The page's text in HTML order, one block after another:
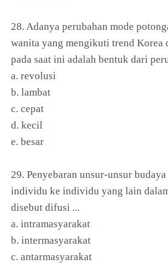
28. Adanya perubahan mode
wanita yang mengikuti trend Korea
pada saat ini adalah bentuk dari
a. revolusi
b. lambat
c. cepat
d. kecil
e. besar
29. Penyebaran unsur-unsur
individu ke individu yang lain
disebut difusi ...
a. intramasyarakat
b. intermasyarakat
c. antarmasyarakat